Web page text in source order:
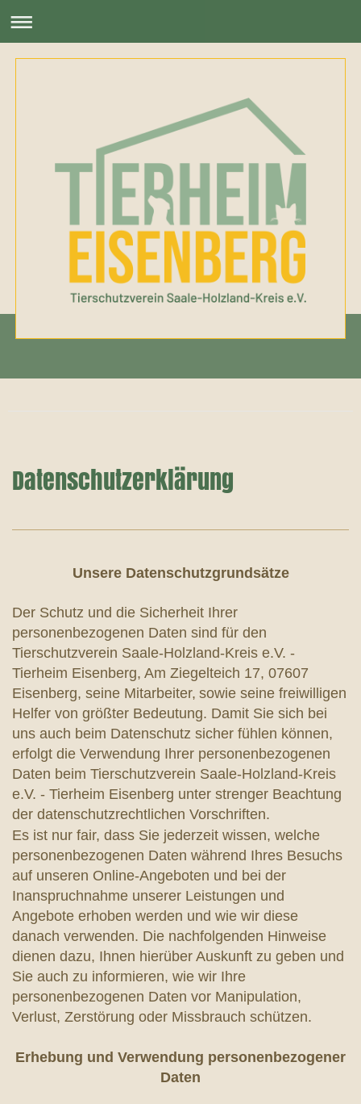
Datenschutzerklärung
Unsere Datenschutzgrundsätze
Der Schutz und die Sicherheit Ihrer
personenbezogenen Daten sind für den
Tierschutzverein Saale-Holzland-Kreis e.V. -
Tierheim Eisenberg, Am Ziegelteich 17, 07607
Eisenberg, seine Mitarbeiter, sowie seine freiwilligen
Helfer von größter Bedeutung. Damit Sie sich bei
uns auch beim Datenschutz sicher fühlen können,
erfolgt die Verwendung Ihrer personenbezogenen
Daten beim Tierschutzverein Saale-Holzland-Kreis
e.V. - Tierheim Eisenberg unter strenger Beachtung
der datenschutzrechtlichen Vorschriften.
Es ist nur fair, dass Sie jederzeit wissen, welche
personenbezogenen Daten während Ihres Besuchs
auf unseren Online-Angeboten und bei der
Inanspruchnahme unserer Leistungen und
Angebote erhoben werden und wie wir diese
danach verwenden. Die nachfolgenden Hinweise
dienen dazu, Ihnen hierüber Auskunft zu geben und
Sie auch zu informieren, wie wir Ihre
personenbezogenen Daten vor Manipulation,
Verlust, Zerstörung oder Missbrauch schützen.
Erhebung und Verwendung personenbezogener
Daten